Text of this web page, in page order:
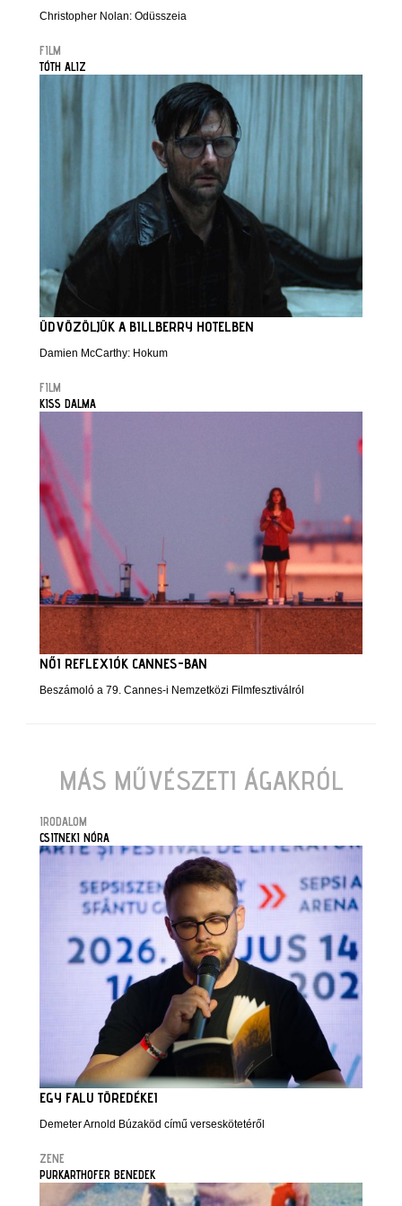
Christopher Nolan: Odüsszeia
FILM
TÓTH ALIZ
ÜDVÖZÖLJÜK A BILLBERRY HOTELBEN
Damien McCarthy: Hokum
FILM
KISS DALMA
NŐI REFLEXIÓK CANNES-BAN
Beszámoló a 79. Cannes-i Nemzetközi Filmfesztiválról
MÁS MŰVÉSZETI ÁGAKRÓL
IRODALOM
CSITNEKI NÓRA
EGY FALU TÖREDÉKEI
Demeter Arnold Búzaköd című verseskötetéről
ZENE
PURKARTHOFER BENEDEK